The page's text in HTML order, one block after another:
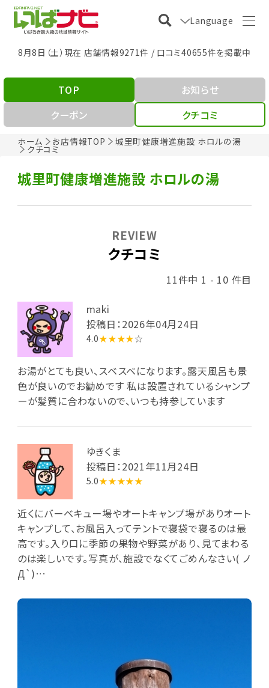
Language
8月8日（土）現在 店舗情報9271件 / 口コミ40655件を掲載中
ホーム お店情報TOP 城里町健康増進施設 ホロルの湯
クチコミ
TOP
お知らせ
クーポン
クチコミ
城里町健康増進施設 ホロルの湯
クチコミ
REVIEW
11件中 1 - 10 件目
maki
投稿日：2026年04月24日
4.0★★★★☆
お湯がとても良い、スベスベになります。露天風呂も景
色が良いのでお勧めです 私は設置されているシャンプ
ーが髪質に合わないので、いつも持参しています
ゆきくま
投稿日：2021年11月24日
5.0★★★★★
近くにバーベキュー場やオートキャンプ場がありオート
キャンプして、お風呂入ってテントで寝袋で寝るのは最
高です。入り口に季節の果物や野菜があり、見てまわる
のは楽しいです。写真が、施設でなくてごめんなさい( ノ
Д`)…